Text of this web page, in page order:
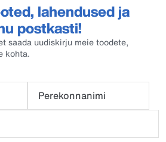
lahendused ja
postkasti!
saada uudiskirju meie toodete,
kohta.
Perekonnanimi